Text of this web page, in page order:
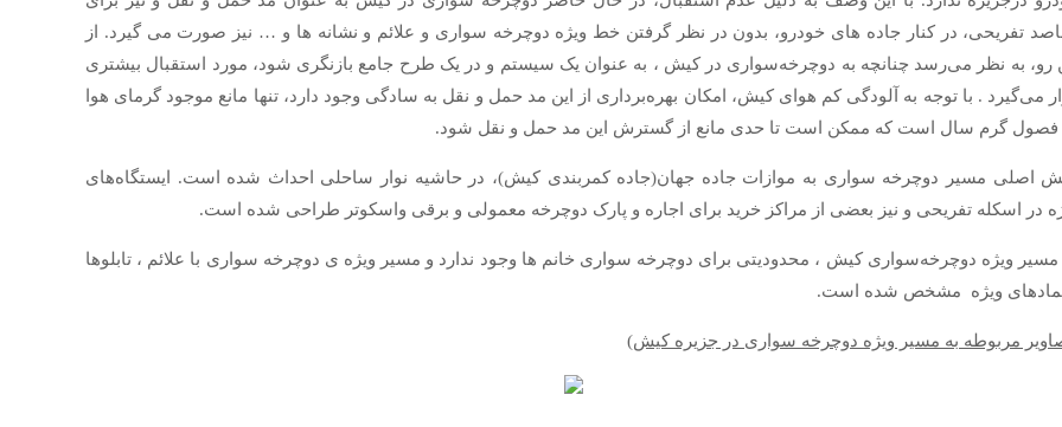
تفریحی، در کنار جاده های خودرو، بدون در نظر گرفتن خط ویژه دوچرخه سواری و علائم و نشانه ها و … نیز صورت می گیرد. از
رو، به نظر می‌رسد چنانچه به دوچرخه‌سواری در کیش ، به عنوان یک سیستم و در یک طرح جامع بازنگری شود، مورد استقبال بیشتری
می‌گیرد . با توجه به آلودگی کم هوای کیش، امکان بهره‌برداری از این مد حمل و نقل به سادگی وجود دارد، تنها مانع موجود گرمای هوا
فصول گرم سال است که ممکن است تا حدی مانع از گسترش این مد حمل و نقل شود.
اصلی مسیر دوچرخه سواری به موازات جاده جهان(جاده کمربندی کیش)، در حاشیه نوار ساحلی احداث شده است. ایستگاه‌های
در اسکله تفریحی و نیز بعضی از مراکز خرید برای اجاره و پارک دوچرخه معمولی و برقی واسکوتر طراحی شده است.
مسیر ویژه دوچرخه‌سواری کیش ، محدودیتی برای دوچرخه سواری خانم ها وجود ندارد و مسیر ویژه ی دوچرخه سواری با علائم ، تابلوها
ویژه مشخص شده است.
مربوطه به مسیر ویژه دوچرخه سواری در جزیره کیش)